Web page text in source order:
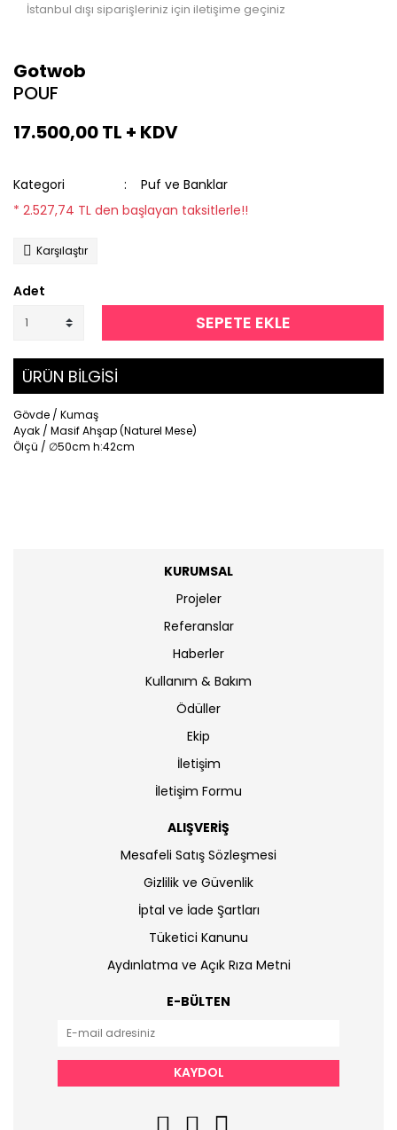
İstanbul dışı siparişleriniz için iletişime geçiniz
Gotwob
POUF
17.500,00 TL + KDV
Kategori
Puf ve Banklar
* 2.527,74 TL den başlayan taksitlerle!!
Karşılaştır
Adet
SEPETE EKLE
ÜRÜN BİLGİSİ
Gövde / Kumaş
Ayak / Masif Ahşap (Naturel Mese)
Ölçü / ∅50cm h:42cm
KURUMSAL
Projeler
Referanslar
Haberler
Kullanım & Bakım
Ödüller
Ekip
İletişim
İletişim Formu
ALIŞVERİŞ
Mesafeli Satış Sözleşmesi
Gizlilik ve Güvenlik
İptal ve İade Şartları
Tüketici Kanunu
Aydınlatma ve Açık Rıza Metni
E-BÜLTEN
KAYDOL